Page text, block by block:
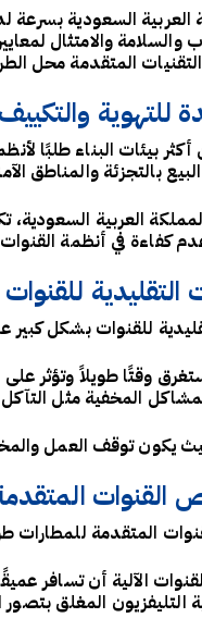
والسلامة والامتثال
المتقدمة محل
للتهوية
أكثر بيئات البناء طلبًا
بالتجزئة والمناطق
العربية
كفاءة في أنظمة
للقنوات بشكل
وقتًا طويلاً وتؤثر
المخفية مثل التآكل
يكون توقف العمل
القنوات
المتقدمة للمطارات
الآلية أن تسافر
التليفزيون المغلق